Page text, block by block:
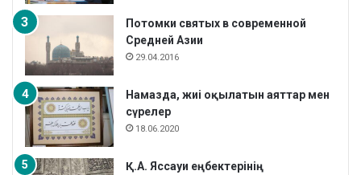
Потомки святых в современной
Средней Азии
29.04.2016
Намазда, жиі оқылатын аяттар мен
сүрелер
18.06.2020
Қ.А. Яссауи еңбектерінің